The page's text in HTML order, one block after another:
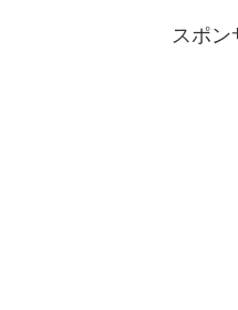
スポン